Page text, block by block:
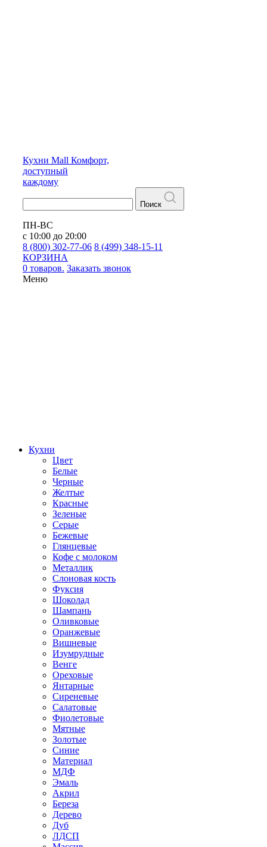
Кухни Mall Комфорт,
доступный
каждому
Поиск
ПН-ВС
с 10:00 до 20:00
8 (800) 302-77-06 8 (499) 348-15-11
КОРЗИНА
0 товаров. Заказать звонок
Меню
Кухни
Цвет
Белые
Черные
Желтые
Красные
Зеленые
Серые
Бежевые
Глянцевые
Кофе с молоком
Металлик
Слоновая кость
Фуксия
Шоколад
Шампань
Оливковые
Оранжевые
Вишневые
Изумрудные
Венге
Ореховые
Янтарные
Сиреневые
Салатовые
Фиолетовые
Мятные
Золотые
Синие
Материал
МДФ
Эмаль
Акрил
Береза
Дерево
Дуб
ЛДСП